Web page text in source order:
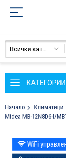
Всички категории
КАТЕГОРИИ
Начало Климатици
Midea MB-12N8D6-I/
Преминете
към
WiFi